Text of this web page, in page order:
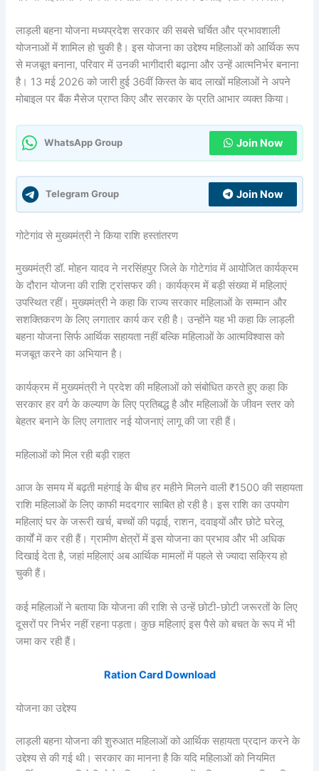
लाड़ली बहना योजना मध्यप्रदेश सरकार की सबसे चर्चित और प्रभावशाली
योजनाओं में शामिल हो चुकी है। इस योजना का उद्देश्य महिलाओं को आर्थिक रूप
से मजबूत बनाना, परिवार में उनकी भागीदारी बढ़ाना और उन्हें आत्मनिर्भर बनाना
है। 13 मई 2026 को जारी हुई 36वीं किस्त के बाद लाखों महिलाओं ने अपने
मोबाइल पर बैंक मैसेज प्राप्त किए और सरकार के प्रति आभार व्यक्त किया।
WhatsApp Group Join Now
Telegram Group Join Now
गोटेगांव से मुख्यमंत्री ने किया राशि हस्तांतरण
मुख्यमंत्री डॉ. मोहन यादव ने नरसिंहपुर जिले के गोटेगांव में आयोजित कार्यक्रम
के दौरान योजना की राशि ट्रांसफर की। कार्यक्रम में बड़ी संख्या में महिलाएं
उपस्थित रहीं। मुख्यमंत्री ने कहा कि राज्य सरकार महिलाओं के सम्मान और
सशक्तिकरण के लिए लगातार कार्य कर रही है। उन्होंने यह भी कहा कि लाड़ली
बहना योजना सिर्फ आर्थिक सहायता नहीं बल्कि महिलाओं के आत्मविश्वास को
मजबूत करने का अभियान है।
कार्यक्रम में मुख्यमंत्री ने प्रदेश की महिलाओं को संबोधित करते हुए कहा कि
सरकार हर वर्ग के कल्याण के लिए प्रतिबद्ध है और महिलाओं के जीवन स्तर को
बेहतर बनाने के लिए लगातार नई योजनाएं लागू की जा रही हैं।
महिलाओं को मिल रही बड़ी राहत
आज के समय में बढ़ती महंगाई के बीच हर महीने मिलने वाली ₹1500 की सहायता
राशि महिलाओं के लिए काफी मददगार साबित हो रही है। इस राशि का उपयोग
महिलाएं घर के जरूरी खर्च, बच्चों की पढ़ाई, राशन, दवाइयों और छोटे घरेलू
कार्यों में कर रही हैं। ग्रामीण क्षेत्रों में इस योजना का प्रभाव और भी अधिक
दिखाई देता है, जहां महिलाएं अब आर्थिक मामलों में पहले से ज्यादा सक्रिय हो
चुकी हैं।
कई महिलाओं ने बताया कि योजना की राशि से उन्हें छोटी-छोटी जरूरतों के लिए
दूसरों पर निर्भर नहीं रहना पड़ता। कुछ महिलाएं इस पैसे को बचत के रूप में भी
जमा कर रही हैं।
Ration Card Download
योजना का उद्देश्य
लाड़ली बहना योजना की शुरुआत महिलाओं को आर्थिक सहायता प्रदान करने के
उद्देश्य से की गई थी। सरकार का मानना है कि यदि महिलाओं को नियमित